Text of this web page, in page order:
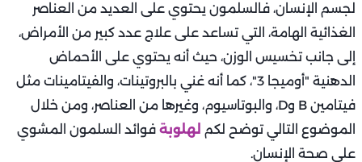
لجسم الإنسان، فالسلمون يحتوي على العديد من العناصر
الغذائية الهامة، التي تساعد على علاج عدد كبير من الأمراض،
إلى جانب تخسيس الوزن، حيث أنه يحتوي على الأحماض
الدهنية "أوميجا 3"، كما أنه غني بالبروتينات، والفيتامينات مثل
فيتامين B وD، والبوتاسيوم، وغيرها من العناصر، ومن خلال
الموضوع التالي توضح لكم لهلوبة فوائد السلمون المشوي
على صحة الإنسان.